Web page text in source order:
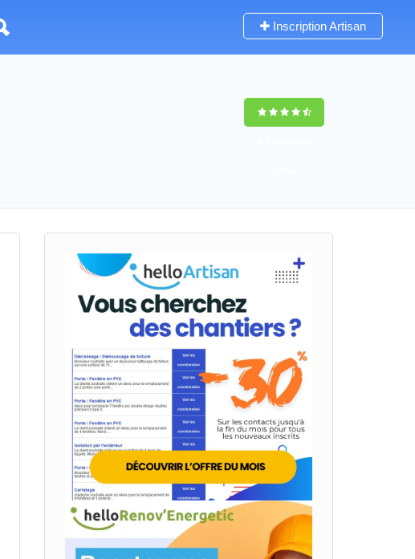
Inscription Artisan